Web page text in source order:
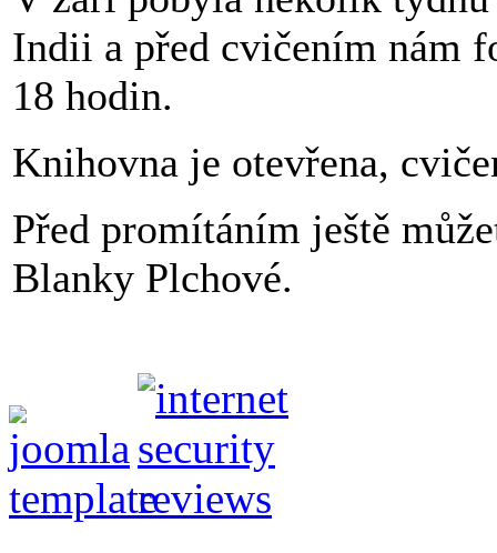
Indii a před cvičením nám
18 hodin.
Knihovna je otevřena,
Před promítáním ještě
Blanky Plchové.